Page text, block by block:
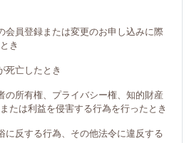
会員登録または変更のお申し込みに際
き
死亡したとき
の所有権、プライバシー権、知的財産
たは利益を侵害する行為を行ったとき
に反する行為、その他法令に違反する